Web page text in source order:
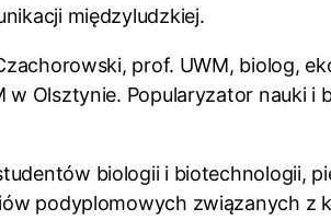
międzyludzkiej.
prof. UWM, biolog,
Olsztynie. Popularyzator nauki i
biologii i biotechnologii,
podyplomowych związanych z